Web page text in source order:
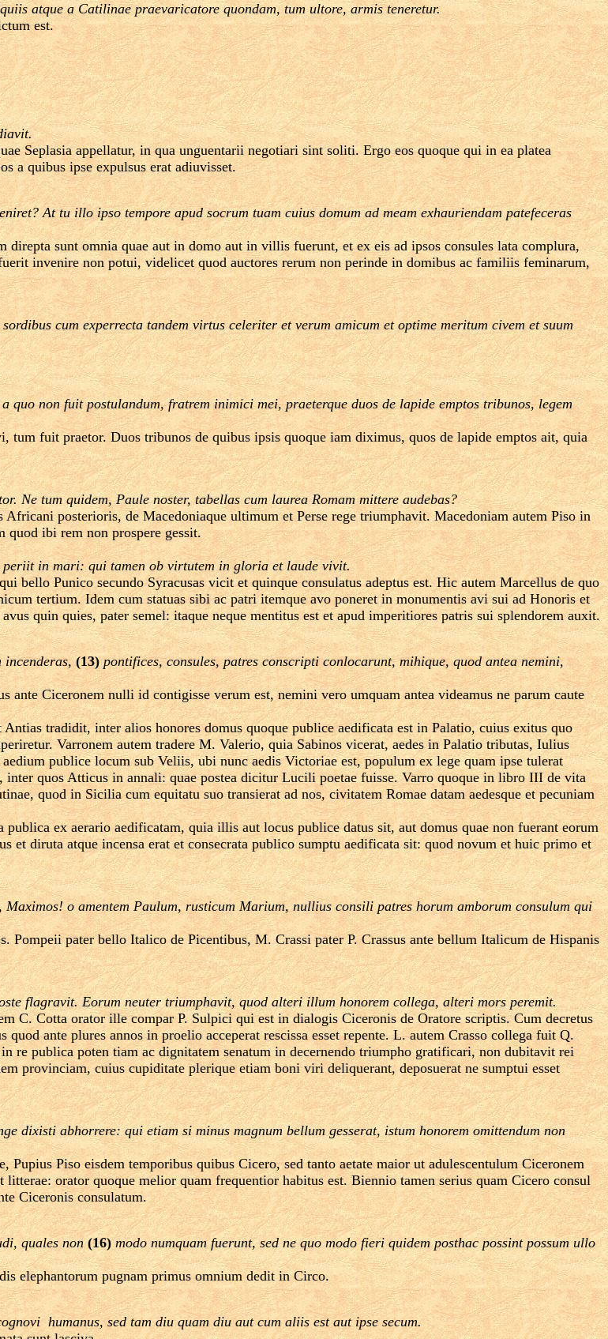
atque a Catilinae praevaricatore quondam, tum ultore, armis teneretur.
est.
Seplasia appellatur, in qua unguentarii negotiari sint soliti. Ergo eos quoque qui in ea platea
a quibus ipse expulsus erat adiuvisset.
At tu illo ipso tempore apud socrum tuam cuius domum ad meam exhauriendam patefeceras
sunt omnia quae aut in domo aut in villis fuerunt, et ex eis ad ipsos consules lata complura,
invenire non potui, videlicet quod auctores rerum non perinde in domibus ac familiis feminarum,
cum experrecta tandem virtus celeriter et verum amicum et optime meritum civem et suum
quo non fuit postulandum, fratrem inimici mei, praeterque duos de lapide emptos tribunos, legem
fuit praetor. Duos tribunos de quibus ipsis quoque iam diximus, quos de lapide emptos ait, quia
Ne tum quidem, Paule noster, tabellas cum laurea Romam mittere audebas?
posterioris, de Macedoniaque ultimum et Perse rege triumphavit. Macedoniam autem Piso in
quod ibi rem non prospere gessit.
in mari: qui tamen ob virtutem in gloria et laude vivit.
bello Punico secundo Syracusas vicit et quinque consulatus adeptus est. Hic autem Marcellus de quo
tertium. Idem cum statuas sibi ac patri itemque avo poneret in monumentis avi sui ad Honoris et
quin quies, pater semel: itaque neque mentitus est et apud imperitiores patris sui splendorem auxit.
incenderas, (13) pontifices, consules, patres conscripti conlocarunt, mihique, quod antea nemini,
Ciceronem nulli id contigisse verum est, nemini vero umquam antea videamus ne parum caute
tradidit, inter alios honores domus quoque publice aedificata est in Palatio, cuius exitus quo
Varronem autem tradere M. Valerio, quia Sabinos vicerat, aedes in Palatio tributas, Iulius
publice locum sub Veliis, ubi nunc aedis Victoriae est, populum ex lege quam ipse tulerat
quos Atticus in annali: quae postea dicitur Lucili poetae fuisse. Varro quoque in libro III de vita
quod in Sicilia cum equitatu suo transierat ad nos, civitatem Romae datam aedesque et pecuniam
ex aerario aedificatam, quia illis aut locus publice datus sit, aut domus quae non fuerant eorum
et diruta atque incensa erat et consecrata publico sumptu aedificata sit: quod novum et huic primo et
o amentem Paulum, rusticum Marium, nullius consili patres horum amborum consulum qui
pater bello Italico de Picentibus, M. Crassi pater P. Crassus ante bellum Italicum de Hispanis
flagravit. Eorum neuter triumphavit, quod alteri illum honorem collega, alteri mors peremit.
C. Cotta orator ille compar P. Sulpici qui est in dialogis Ciceronis de Oratore scriptis. Cum decretus
ante plures annos in proelio acceperat rescissa esset repente. L. autem Crasso collega fuit Q.
re publica poten tiam ac dignitatem senatum in decernendo triumpho gratificari, non dubitavit rei
provinciam, cuius cupiditate plerique etiam boni viri deliquerant, deposuerat ne sumptui esset
dixisti abhorrere: qui etiam si minus magnum bellum gesserat, istum honorem omittendum non
Piso eisdem temporibus quibus Cicero, sed tanto aetate maior ut adulescentulum Ciceronem
orator quoque melior quam frequentior habitus est. Biennio tamen serius quam Cicero consul
Ciceronis consulatum.
quales non (16) modo numquam fuerunt, sed ne quo modo fieri quidem posthac possint possum ullo
elephantorum pugnam primus omnium dedit in Circo.
humanus, sed tam diu quam diu aut cum aliis est aut ipse secum.